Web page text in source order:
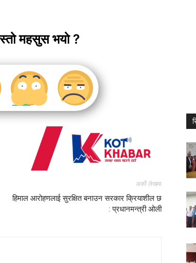
महसुस भयो ?
अर्को लेखमा
हिमाल आरोहणलाई सुरक्षित बनाउन सरकार क्रियाशील छ
: प्रधानमन्त्री ओली